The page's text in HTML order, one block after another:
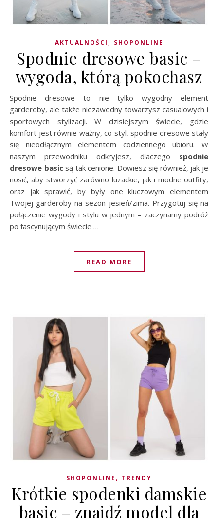
AKTUALNOŚCI , SHOPONLINE
Spodnie dresowe basic –
wygoda, którą pokochasz
Spodnie dresowe to nie tylko wygodny element
garderoby, ale także niezawodny towarzysz casualowych i
sportowych stylizacji. W dzisiejszym świecie, gdzie
komfort jest równie ważny, co styl, spodnie dresowe stały
się nieodłącznym elementem codziennego ubioru. W
naszym przewodniku odkryjesz, dlaczego spodnie
dresowe basicsą tak cenione. Dowiesz się również, jak je
nosić, aby stworzyć zarówno luzackie, jak i modne outfity,
oraz jak sprawić, by były one kluczowym elementem
Twojej garderoby na sezon jesień/zima. Przygotuj się na
połączenie wygody i stylu w jednym – zaczynamy podróż
po fascynującym świecie …
READ MORE
SHOPONLINE , TRENDY
Krótkie spodenki damskie
basic – znajdź model dla